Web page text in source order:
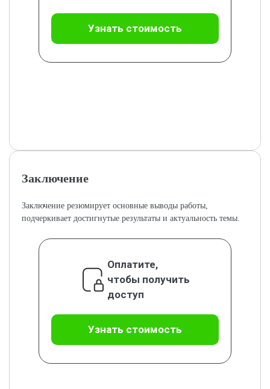
Узнать стоимость
Заключение
Заключение резюмирует основные выводы работы,
подчеркивает достигнутые результаты и актуальность темы.
Оплатите,
чтобы получить
доступ
Узнать стоимость